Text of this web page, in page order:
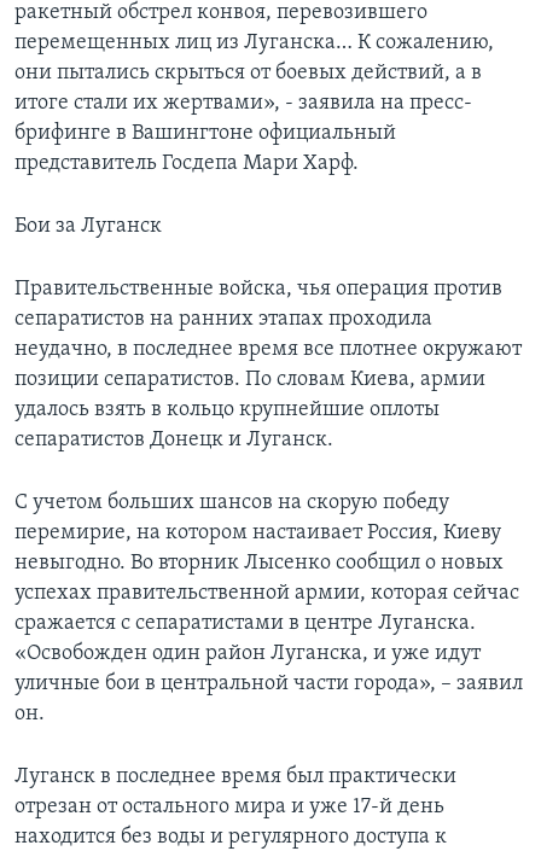
ракетный обстрел конвоя, перевозившего
перемещенных лиц из Луганска… К сожалению,
они пытались скрыться от боевых действий, а в
итоге стали их жертвами», - заявила на пресс-
брифинге в Вашингтоне официальный
представитель Госдепа Мари Харф.
Бои за Луганск
Правительственные войска, чья операция против
сепаратистов на ранних этапах проходила
неудачно, в последнее время все плотнее окружают
позиции сепаратистов. По словам Киева, армии
удалось взять в кольцо крупнейшие оплоты
сепаратистов Донецк и Луганск.
С учетом больших шансов на скорую победу
перемирие, на котором настаивает Россия, Киеву
невыгодно. Во вторник Лысенко сообщил о новых
успехах правительственной армии, которая сейчас
сражается с сепаратистами в центре Луганска.
«Освобожден один район Луганска, и уже идут
уличные бои в центральной части города», – заявил
он.
Луганск в последнее время был практически
отрезан от остального мира и уже 17-й день
находится без воды и регулярного доступа к